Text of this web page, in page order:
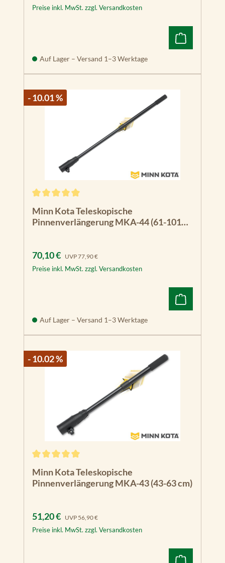
Preise inkl. MwSt. zzgl. Versandkosten
Auf Lager – Versand 1–3 Werktage
- 10.01 %
Minn Kota Teleskopische
Pinnenverlängerung MKA-44 (61-101
Verkaufspreis:
70,10 € UVP77,90 €
Preise inkl. MwSt. zzgl. Versandkosten
Auf Lager – Versand 1–3 Werktage
- 10.02 %
Minn Kota Teleskopische
Pinnenverlängerung MKA-43 (43-63 cm)
Verkaufspreis:
51,20 € UVP 56,90 €
Preise inkl. MwSt. zzgl. Versandkosten